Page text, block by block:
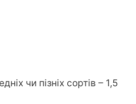
чи пізніх сортів – 1,5